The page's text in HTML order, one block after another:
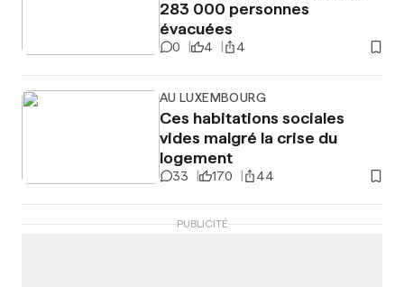
283 000 personnes
évacuées
0 4 4
AU LUXEMBOURG
Ces habitations sociales
vides malgré la crise du
logement
33 170 44
PUBLICITÉ